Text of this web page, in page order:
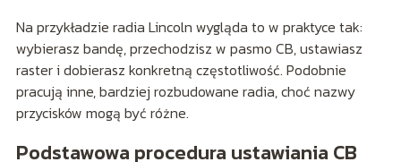
Na przykładzie radia Lincoln wygląda to w praktyce tak:
wybierasz bandę, przechodzisz w pasmo CB, ustawiasz
raster i dobierasz konkretną częstotliwość. Podobnie
pracują inne, bardziej rozbudowane radia, choć nazwy
przycisków mogą być różne.
Podstawowa procedura ustawiania CB